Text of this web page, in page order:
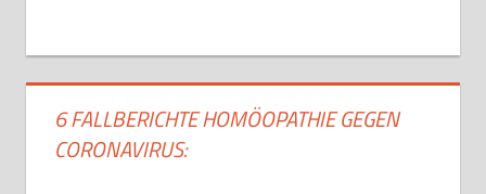
6 FALLBERICHTE HOMÖOPATHIE GEGEN
CORONAVIRUS: